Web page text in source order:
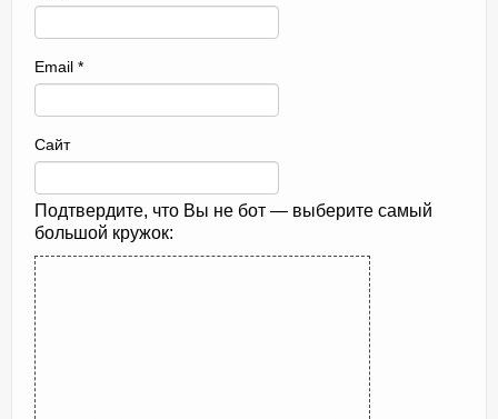
Email *
Сайт
Подтвердите, что Вы не бот — выберите самый
большой кружок: